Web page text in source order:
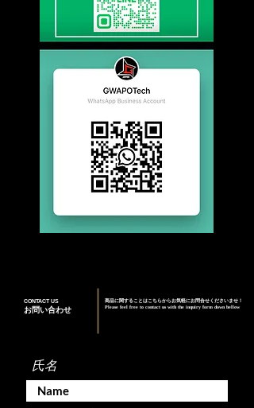
お問い合わせ
CONTACT US
商品に関することはこちらからお気軽にお問合せくださいませ！
Please feel free to contact us with the inquiry form down bellow
氏名